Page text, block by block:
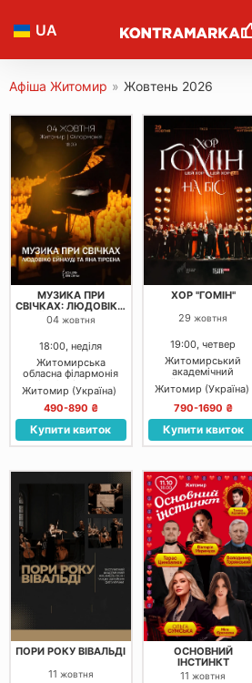
UA
Афіша Житомир » Жовтень 2026
МУЗИКА ПРИ
СВІЧКАХ: ЛЮДОВІКО
ЕЙНАУДІ ТА ЯН
04 жовтня
18:00, неділя
Житомирська
обласна філармонія
ім. С. Ріхтера
Житомир (Україна)
490-890 ₴
Купити квиток
ХОР "ГОМІН"
29жовтня
19:00, четвер
Житомирський
академічний
український музично-
драматичний театр
Івана Кочерги
Житомир (Україна)
790-1690 ₴
Купити квиток
ПОРИ РОКУ ВІВАЛЬДІ
11 жовтня
ОСНОВНИЙ
ІНСТИНКТ
11жовтня